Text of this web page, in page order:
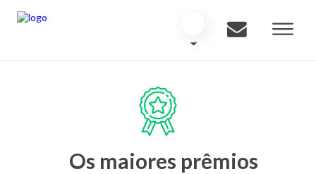
Os maiores prêmios